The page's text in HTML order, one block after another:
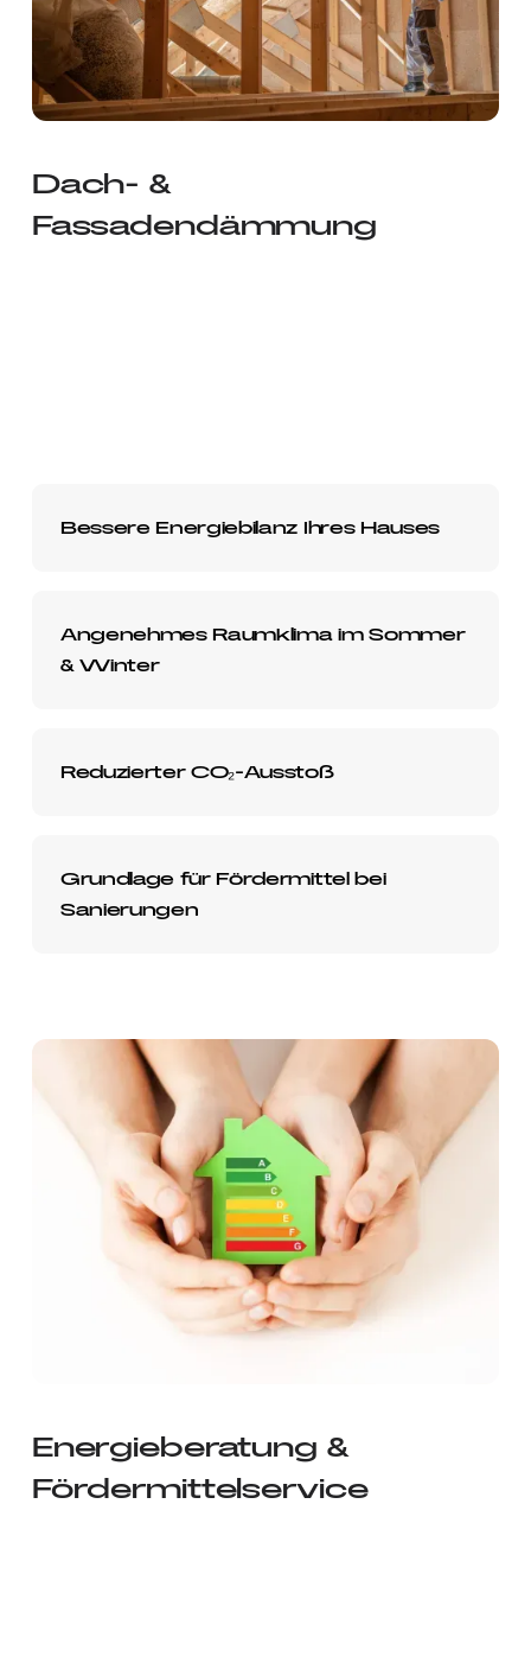
Dach- &
Fassadendämmung
Bessere Energiebilanz Ihres Hauses
Angenehmes Raumklima im Sommer
& Winter
Reduzierter CO₂-Ausstoß
Grundlage für Fördermittel bei
Sanierungen
Energieberatung &
Fördermittelservice